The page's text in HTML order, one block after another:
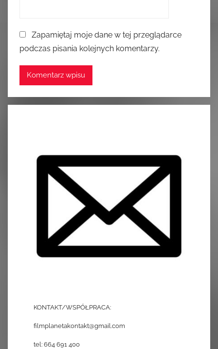
Zapamiętaj moje dane w tej przeglądarce
podczas pisania kolejnych komentarzy.
KONTAKT/WSPÓŁPRACA:
filmplanetakontakt@gmail.com
tel: 664 691 400